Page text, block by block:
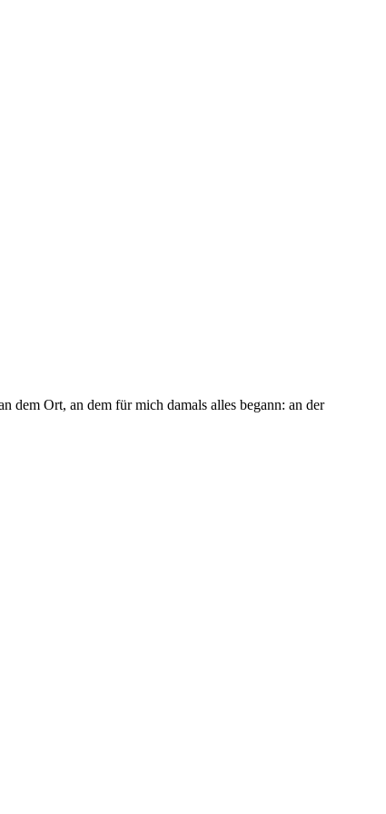
dem Ort, an dem für mich damals alles begann: an der